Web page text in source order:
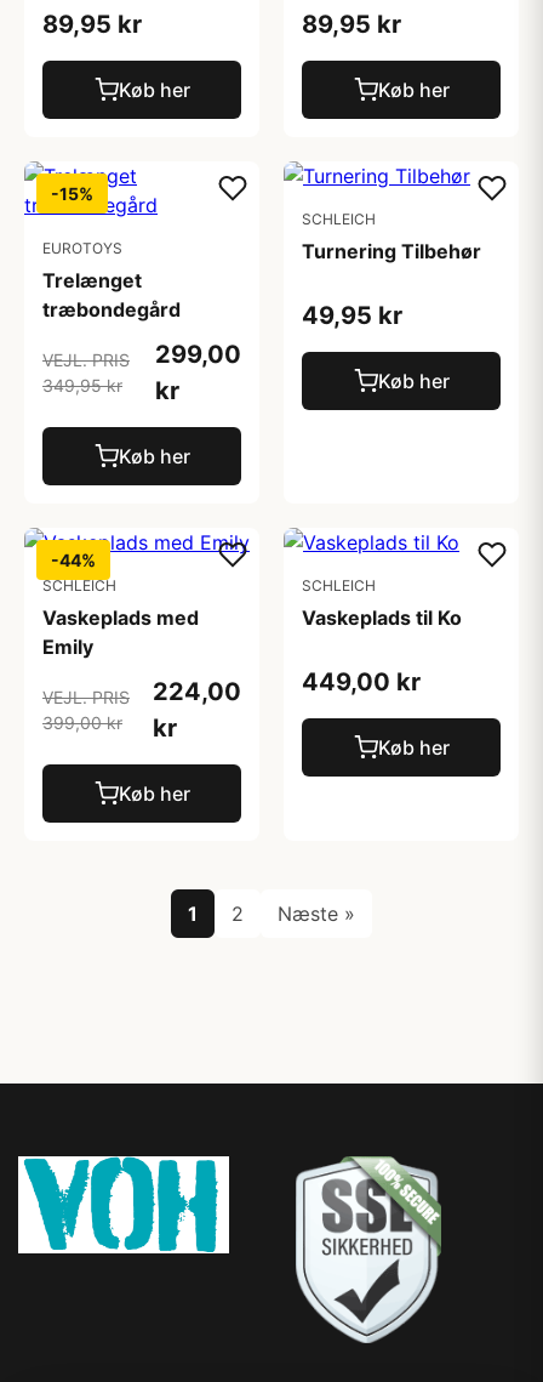
89,95 kr
Køb her
89,95 kr
Køb her
-15%
EUROTOYS
Trelænget
træbondegård
VEJL. PRIS
349,95 kr
299,00
kr
Køb her
SCHLEICH
Turnering Tilbehør
49,95 kr
Køb her
-44%
SCHLEICH
Vaskeplads med
Emily
VEJL. PRIS
399,00 kr
224,00
kr
Køb her
SCHLEICH
Vaskeplads til Ko
449,00 kr
Køb her
1 2 Næste »